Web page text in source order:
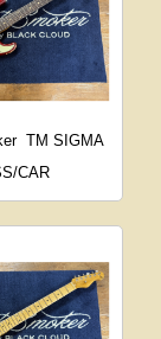
TM SIGMA
CAR